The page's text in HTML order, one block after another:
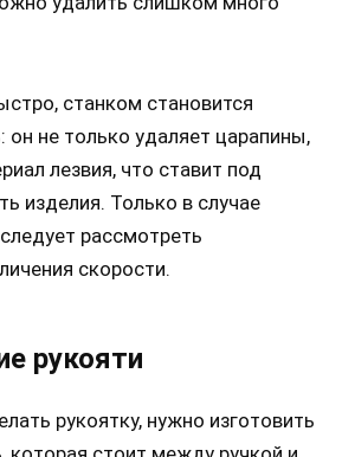
станком становится
он не только удаляет царапины,
лезвия, что ставит под
изделия. Только в случае
рассмотреть
скорости.
рукояти
рукоятку, нужно изготовить